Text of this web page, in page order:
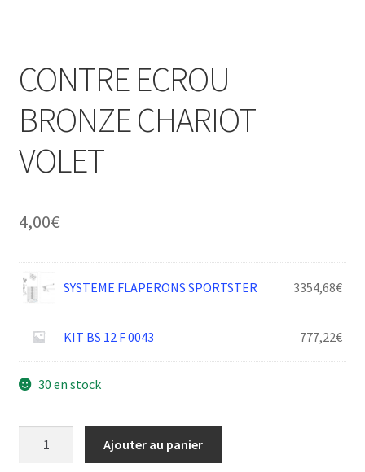
CONTRE ECROU
BRONZE CHARIOT
VOLET
4,00€
SYSTEME FLAPERONS SPORTSTER 3354,68€
KIT BS 12 F 0043 777,22€
30 en stock
Ajouter au panier